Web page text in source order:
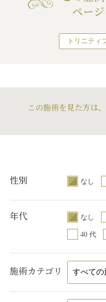
ペー
トリニティ
この施術を見た方は
性別 なし
年代 なし
40 代
施術カテゴリ